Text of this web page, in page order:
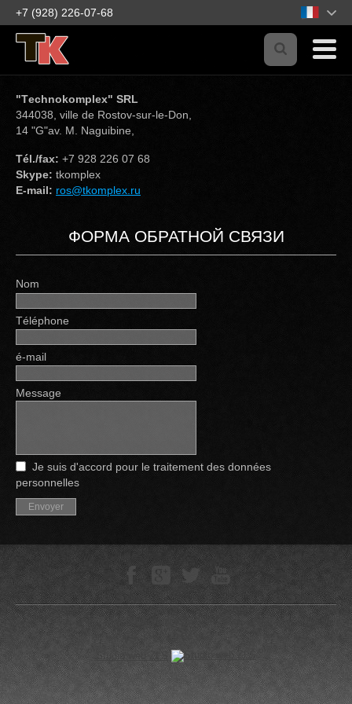
+7 (928) 226-07-68
"Тechnokomplex" SRL
344038, ville de Rostov-sur-le-Don,
14 "G"av. М. Naguibine,
Тél./fax: +7 928 226 07 68
Skype: tkomplex
E-mail: ros@tkomplex.ru
ФОРМА ОБРАТНОЙ СВЯЗИ
Nom
Тéléphone
é-mail
Message
Je suis d'accord pour le traitement des données
personnelles
Technokomplex SRL © 2005—-2026
Studio web ZLS